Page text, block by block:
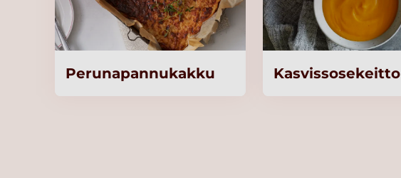
Perunapannukakku Kasvissosekeitto